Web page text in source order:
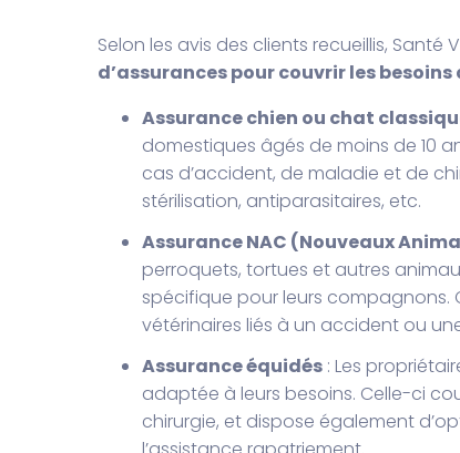
Selon les avis des clients recueillis, Santé
d’assurances pour couvrir les besoins
Assurance chien ou chat
domestiques âgés de moins de 10
cas d’accident, de maladie et de
stérilisation, antiparasitaires, etc.
Assurance NAC (Nouveaux
perroquets, tortues et autres
spécifique pour leurs compagnons.
vétérinaires liés à un accident ou
Assurance équidés: Les
adaptée à leurs besoins. Celle-ci
chirurgie, et dispose également